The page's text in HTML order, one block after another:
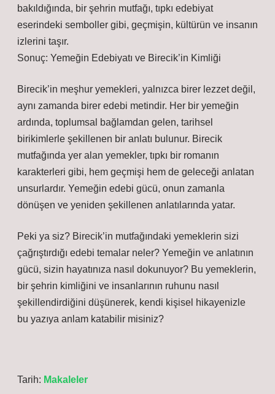
bakıldığında, bir şehrin mutfağı, tıpkı edebiyat
eserindeki semboller gibi, geçmişin, kültürün ve insanın
izlerini taşır.
Sonuç: Yemeğin Edebiyatı ve Birecik’in Kimliği
Birecik’in meşhur yemekleri, yalnızca birer lezzet değil,
aynı zamanda birer edebi metindir. Her bir yemeğin
ardında, toplumsal bağlamdan gelen, tarihsel
birikimlerle şekillenen bir anlatı bulunur. Birecik
mutfağında yer alan yemekler, tıpkı bir romanın
karakterleri gibi, hem geçmişi hem de geleceği anlatan
unsurlardır. Yemeğin edebi gücü, onun zamanla
dönüşen ve yeniden şekillenen anlatılarında yatar.
Peki ya siz? Birecik’in mutfağındaki yemeklerin sizi
çağrıştırdığı edebi temalar neler? Yemeğin ve anlatının
gücü, sizin hayatınıza nasıl dokunuyor? Bu yemeklerin,
bir şehrin kimliğini ve insanlarının ruhunu nasıl
şekillendirdiğini düşünerek, kendi kişisel hikayenizle
bu yazıya anlam katabilir misiniz?
Tarih: Makaleler